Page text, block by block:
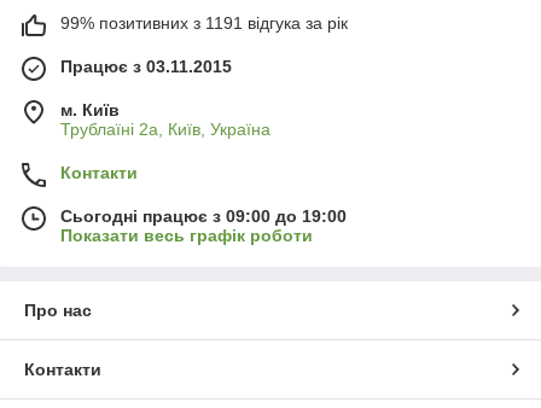
99% позитивних з 1191 відгука за рік
Працює з 03.11.2015
м. Київ
Трублаїні 2а, Київ, Україна
Контакти
Сьогодні працює з 09:00 до 19:00
Показати весь графік роботи
Про нас
Контакти